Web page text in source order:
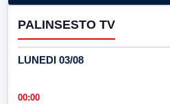
PALINSESTO TV
LUNEDI 03/08
00:00